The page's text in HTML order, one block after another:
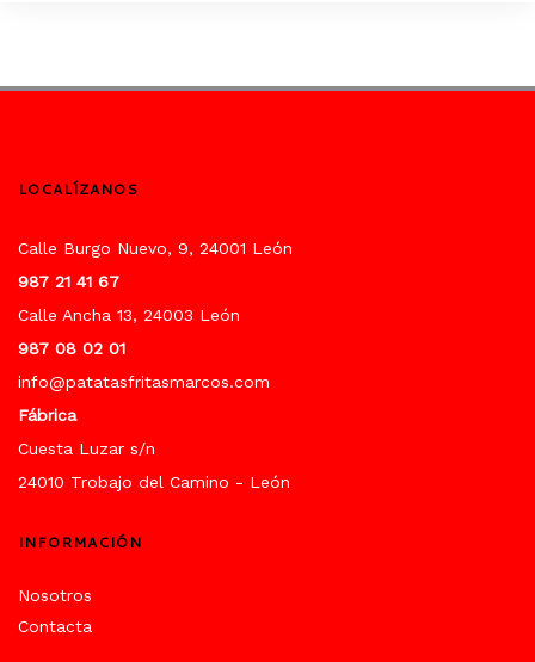
LOCALÍZANOS
Calle Burgo Nuevo, 9, 24001 León
987 21 41 67
Calle Ancha 13, 24003 León
987 08 02 01
info@patatasfritasmarcos.com
Fábrica
Cuesta Luzar s/n
24010 Trobajo del Camino - León
INFORMACIÓN
Nosotros
Contacta